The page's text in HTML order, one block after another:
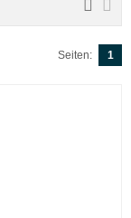
Seiten: 1